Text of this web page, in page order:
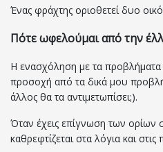
Ένας φράχτης οριοθετεί δυο
Πότε ωφελούμαι από την
Η ενασχόληση με τα
προσοχή από τα δικά μου
άλλος θα τα αντιμετωπίσει;).
Όταν έχεις επίγνωση των ορίων
καθρεφτίζεται στα λόγια και στις